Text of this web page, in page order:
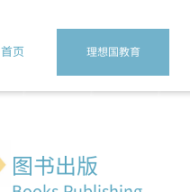
图书出版
首页 理想国教育